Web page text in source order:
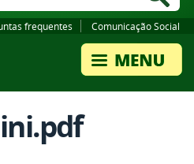
frequentes Comunicação Social